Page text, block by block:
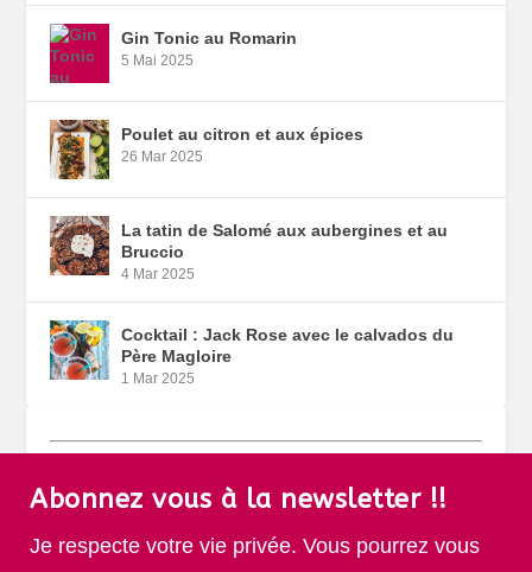
Gin Tonic au Romarin
5 Mai 2025
Poulet au citron et aux épices
26 Mar 2025
La tatin de Salomé aux aubergines et au
Bruccio
4 Mar 2025
Cocktail : Jack Rose avec le calvados du
Père Magloire
1 Mar 2025
Abonnez vous à la newsletter !!
Je respecte votre vie privée. Vous pourrez vous